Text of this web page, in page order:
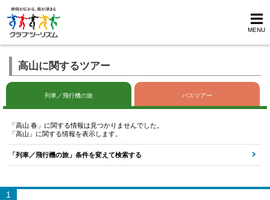
MENU
高山に関するツアー
列車／飛行機の旅 バスツアー
「高山 春」に関する情報は見つかりませんでした。
「高山」に関する情報を表示します。
「列車／飛行機の旅」条件を変えて検索する
1